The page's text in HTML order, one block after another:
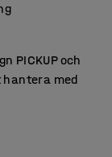
PICKUP och
hantera med